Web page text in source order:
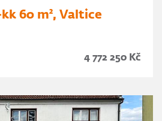
60 m², Valtice
4 772 250 Kč